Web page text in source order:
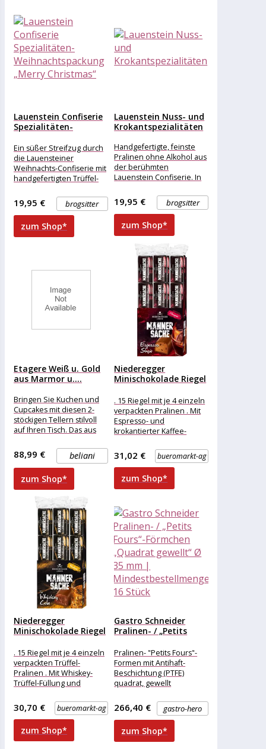
Lauenstein Confiserie
Spezialitäten-
„Merry Christmas“
Ein süßer Streifzug durch
die Lauensteiner
Weihnachts-Confiserie mit
handgefertigten Trüffel-
Das Weihnachtsmotiv ist
eine Banderole, die man
abziehen
brogsitter
19,95 €
zum Shop*
Lauenstein Nuss- und
Krokantspezialitäten
Handgefertigte, feinste
Pralinen ohne Alkohol aus
der berühmten
Lauenstein Confiserie. In
Zartbitter getaucht,
Mandelnougat-Krokant,
Macadamia-Praline mit
brogsitter
19,95 €
zum Shop*
Etagere Weiß u. Gold
aus Marmor u....
Bringen Sie Kuchen und
Cupcakes mit diesen 2-
stöckigen Tellern stilvoll
auf Ihren Tisch. Das aus
gefertigte Stückbeliani
88,99 €
zum Shop*
Niederegger
Minischokolade Riegel
Espresso Shot,...
. 15 Riegel mit je 4 einzeln
verpackten Pralinen . Mit
Espresso- und
krokantierter Kaffee-
von köstlicher
Vollmilchschokolade
bueromarkt-ag
31,02 €
zum Shop*
Niederegger
Minischokolade Riegel
Whiskey Cola,...
. 15 Riegel mit je 4 einzeln
verpackten Trüffel-
Pralinen . Mit Whiskey-
Trüffel-Füllung und
. Umhüllt von köstlicher
Vollmilchschokolade
bueromarkt-ag
30,70 €
zum Shop*
Gastro Schneider
Pralinen- / „Petits
„Quadrat...
Pralinen- "Petits Fours"-
Formen mit Antihaft-
Beschichtung (PTFE)
quadrat, gewellt
gastro-hero
266,40 €
zum Shop*